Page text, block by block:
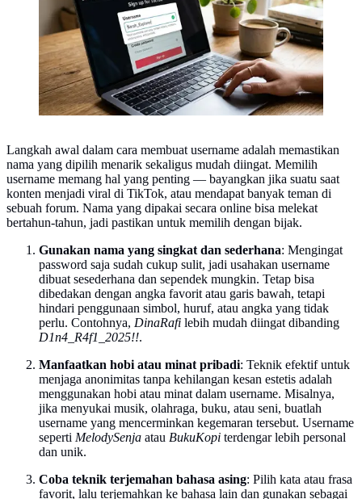
Langkah awal dalam cara membuat username adalah memastikan
nama yang dipilih menarik sekaligus mudah diingat. Memilih
username memang hal yang penting — bayangkan jika suatu saat
konten menjadi viral di TikTok, atau mendapat banyak teman di
sebuah forum. Nama yang dipakai secara online bisa melekat
bertahun-tahun, jadi pastikan untuk memilih dengan bijak.
Gunakan nama yang singkat dan sederhana: Mengingat
password saja sudah cukup sulit, jadi usahakan username
dibuat sesederhana dan sependek mungkin. Tetap bisa
dibedakan dengan angka favorit atau garis bawah, tetapi
hindari penggunaan simbol, huruf, atau angka yang tidak
perlu. Contohnya, DinaRafi lebih mudah diingat dibanding
D1n4_R4f1_2025!!.
Manfaatkan hobi atau minat pribadi: Teknik efektif untuk
menjaga anonimitas tanpa kehilangan kesan estetis adalah
menggunakan hobi atau minat dalam username. Misalnya,
jika menyukai musik, olahraga, buku, atau seni, buatlah
username yang mencerminkan kegemaran tersebut. Username
seperti MelodySenja atau BukuKopi terdengar lebih personal
dan unik.
Coba teknik terjemahan bahasa asing: Pilih kata atau frasa
favorit, lalu terjemahkan ke bahasa lain dan gunakan sebagai